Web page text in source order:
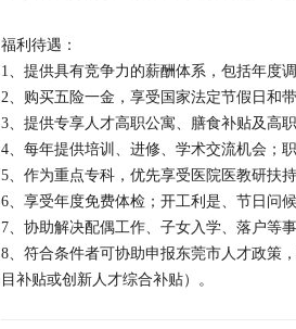
福利待遇：
1、提供具有竞争力的薪酬体系，包括年度调
2、购买五险一金，享受国家法定节假日和带
3、提供专享人才高职公寓、膳食补贴及高
4、每年提供培训、进修、学术交流机会；
5、作为重点专科，优先享受医院医教研扶持
6、享受年度免费体检；开工利是、节日问
7、协助解决配偶工作、子女入学、落户等事
8、符合条件者可协助申报东莞市人才政策
目补贴或创新人才综合补贴）。